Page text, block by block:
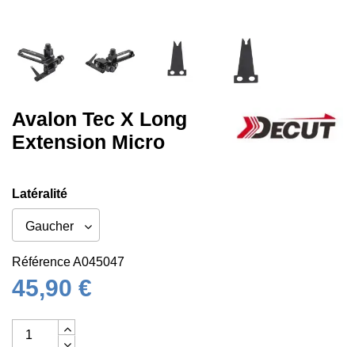
Avalon Tec X Long
Extension Micro
Latéralité
RéférenceA045047
45,90 €